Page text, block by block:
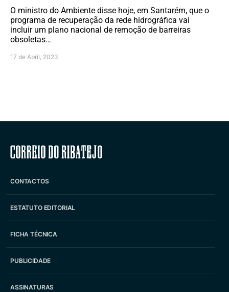
O ministro do Ambiente disse hoje, em Santarém, que o
programa de recuperação da rede hidrográfica vai
incluir um plano nacional de remoção de barreiras
obsoletas…
17 de Abril, 2023
Correio do Ribatejo
CONTACTOS
ESTATUTO EDITORIAL
FICHA TÉCNICA
PUBLICIDADE
ASSINATURAS